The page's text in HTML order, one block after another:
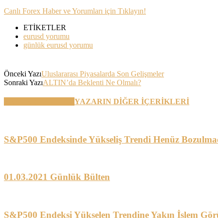
Canlı Forex Haber ve Yorumları için Tıklayın!
ETİKETLER
eurusd yorumu
günlük eurusd yorumu
Önceki YazıUluslararası Piyasalarda Son Gelişmeler
Sonraki YazıALTIN’da Beklenti Ne Olmalı?
YAZARIN DİĞER İÇERİKLERİ
S&P500 Endeksinde Yükseliş Trendi Henüz
01.03.2021 Günlük Bülten
S&P500 Endeksi Yükselen Trendine Yakın İşlem